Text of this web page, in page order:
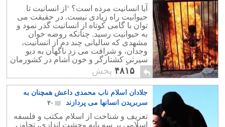
در آتش بسوزاند
آیا انسانیت مرده است؟ ‘از انسانیت تا
حیوانیت راه زیادی نیست. در حقیقت می
توان با گامی کوتاه از انسانیت گذر نمود و
به حیوانیت رسید. چنانکه روضه خوان
مشهدی که سالیانی چند دم از انسانیت،
وجدان، و شرافت می زد ناگهان به دیو
سیرتی کشتارگر و خون آشام در کشورمان
مبدل گشت و فرزندانی ابر جنایتکار تربیت
کرد.
۴۸۱۵ پخش
جلادان اسلام ناب محمدی داعش همچنان به
سربریدن انسانها می پردازند
۲۰
تعریف و شناخت از اسلام مکتب و فلسفه
اسلامی بر سه پایه وحشت اندازی، تجاوز،